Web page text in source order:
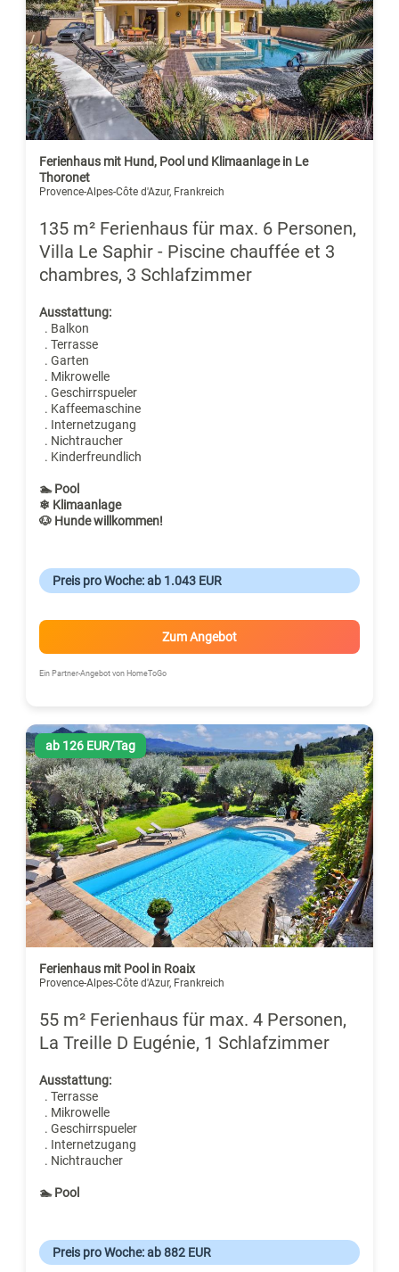
Ferienhaus mit Hund, Pool und Klimaanlage in Le
Thoronet
Provence-Alpes-Côte d'Azur, Frankreich
135 m² Ferienhaus für max. 6 Personen,
Villa Le Saphir - Piscine chauffée et 3
chambres, 3 Schlafzimmer
Ausstattung:
. Balkon
. Terrasse
. Garten
. Mikrowelle
. Geschirrspueler
. Kaffeemaschine
. Internetzugang
. Nichtraucher
. Kinderfreundlich
🏊 Pool
❄ Klimaanlage
🐶 Hunde willkommen!
Preis pro Woche: ab 1.043 EUR
Zum Angebot
Ein Partner-Angebot von HomeToGo
ab 126 EUR/Tag
Ferienhaus mit Pool in Roaix
Provence-Alpes-Côte d'Azur, Frankreich
55 m² Ferienhaus für max. 4 Personen,
La Treille D Eugénie, 1 Schlafzimmer
Ausstattung:
. Terrasse
. Mikrowelle
. Geschirrspueler
. Internetzugang
. Nichtraucher
🏊 Pool
Preis pro Woche: ab 882 EUR